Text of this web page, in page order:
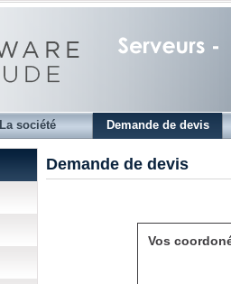
La société Demande de devis
Demande de devis
Vos